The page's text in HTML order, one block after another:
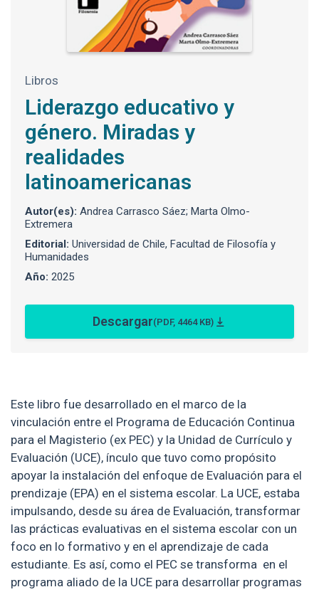
Libros
Liderazgo educativo y
género. Miradas y
realidades
latinoamericanas
Autor(es): Andrea Carrasco Sáez; Marta Olmo-
Extremera
Editorial: Universidad de Chile, Facultad de Filosofía y
Humanidades
Año: 2025
Descargar(PDF, 4464 KB)
Este libro fue desarrollado en el marco de la
vinculación entre el Programa de Educación Continua
para el Magisterio (ex PEC) y la Unidad de Currículo y
Evaluación (UCE), ínculo que tuvo como propósito
apoyar la instalación del enfoque de Evaluación para el
prendizaje (EPA) en el sistema escolar. La UCE, estaba
impulsando, desde su área de Evaluación, transformar
las prácticas evaluativas en el sistema escolar con un
foco en lo formativo y en el aprendizaje de cada
estudiante. Es así, como el PEC se transforma en el
programa aliado de la UCE para desarrollar programas